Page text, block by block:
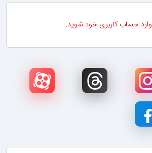
وارد حساب کاربری خود شوید.